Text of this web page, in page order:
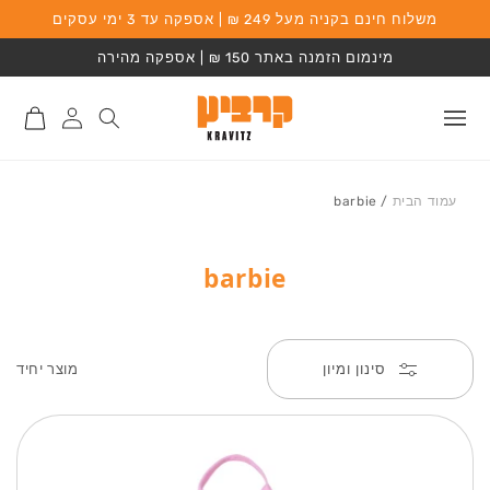
המשך לתוכן
משלוח חינם בקניה מעל 249 ₪ | אספקה עד 3 ימי עסקים
מינמום הזמנה באתר 150 ₪ | אספקה מהירה
התחברות
לאתר
סל
קניות
עמוד הבית /
barbie
barbie
סינון ומיון מוצר יחיד